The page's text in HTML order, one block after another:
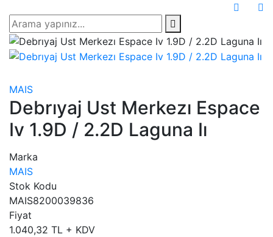
MAIS
Debrıyaj Ust Merkezı Espace
Iv 1.9D / 2.2D Laguna Iı
Marka
MAIS
Stok Kodu
MAIS8200039836
Fiyat
1.040,32 TL + KDV